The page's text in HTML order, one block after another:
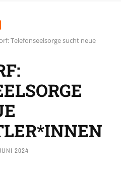
Telefonseelsorge sucht neue
2024